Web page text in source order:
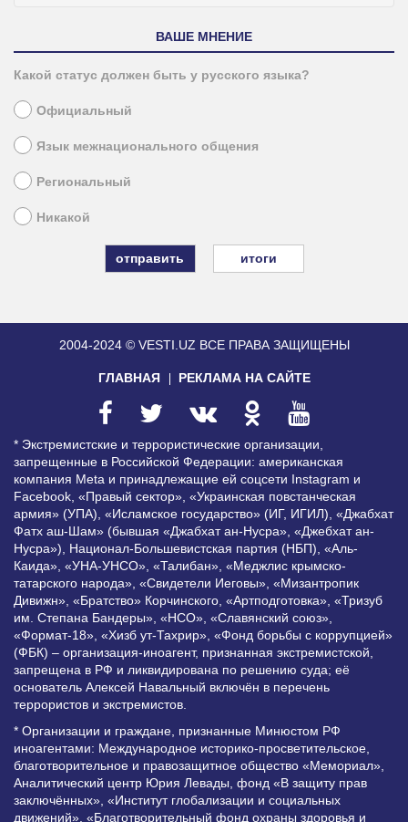
ВАШЕ МНЕНИЕ
Какой статус должен быть у русского языка?
Официальный
Язык межнационального общения
Региональный
Никакой
итоги
2004-2024 © VESTI.UZ ВСЕ ПРАВА ЗАЩИЩЕНЫ
ГЛАВНАЯ РЕКЛАМА НА САЙТЕ
* Экстремистские и террористические организации,
запрещенные в Российской Федерации: американская
компания Meta и принадлежащие ей соцсети Instagram и
Facebook, «Правый сектор», «Украинская повстанческая
армия» (УПА), «Исламское государство» (ИГ, ИГИЛ), «Джабхат
Фатх аш-Шам» (бывшая «Джабхат ан-Нусра», «Джебхат ан-
Нусра»), Национал-Большевистская партия (НБП), «Аль-
Каида», «УНА-УНСО», «Талибан», «Меджлис крымско-
татарского народа», «Свидетели Иеговы», «Мизантропик
Дивижн», «Братство» Корчинского, «Артподготовка», «Тризуб
им. Степана Бандеры», «НСО», «Славянский союз»,
«Формат-18», «Хизб ут-Тахрир», «Фонд борьбы с коррупцией»
(ФБК) – организация-иноагент, признанная экстремистской,
запрещена в РФ и ликвидирована по решению суда; её
основатель Алексей Навальный включён в перечень
террористов и экстремистов.
* Организации и граждане, признанные Минюстом РФ
иноагентами: Международное историко-просветительское,
благотворительное и правозащитное общество «Мемориал»,
Аналитический центр Юрия Левады, фонд «В защиту прав
заключённых», «Институт глобализации и социальных
движений», «Благотворительный фонд охраны здоровья и